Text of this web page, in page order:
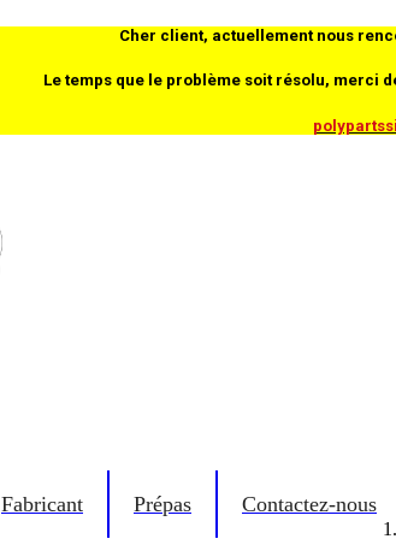
Cher client, actuellement nous
Le temps que le problème soit résolu, merci
Fabricant Prépas Contactez-nous